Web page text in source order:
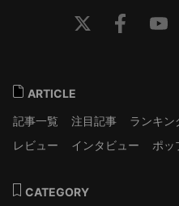
ARTICLE
記事一覧
注目記事 ランキン
レビュー
インタビュー ポッ
CATEGORY